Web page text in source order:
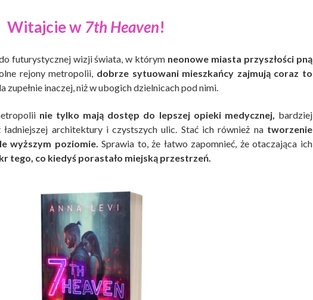
Witajcie w7th Heaven!
futurystycznej wizji świata, w którym neonowe miasta przyszłości pną
rejony metropolii, dobrze sytuowani mieszkańcy zajmują coraz to
zupełnie inaczej, niż w ubogich dzielnicach pod nimi.
nie tylko mają dostęp do lepszej opieki medycznej, bardziej
architektury i czystszych ulic. Stać ich również na tworzenie
wyższym poziomie. Sprawia to, że łatwo zapomnieć, że otaczająca ich
tego, co kiedyś porastało miejską przestrzeń.